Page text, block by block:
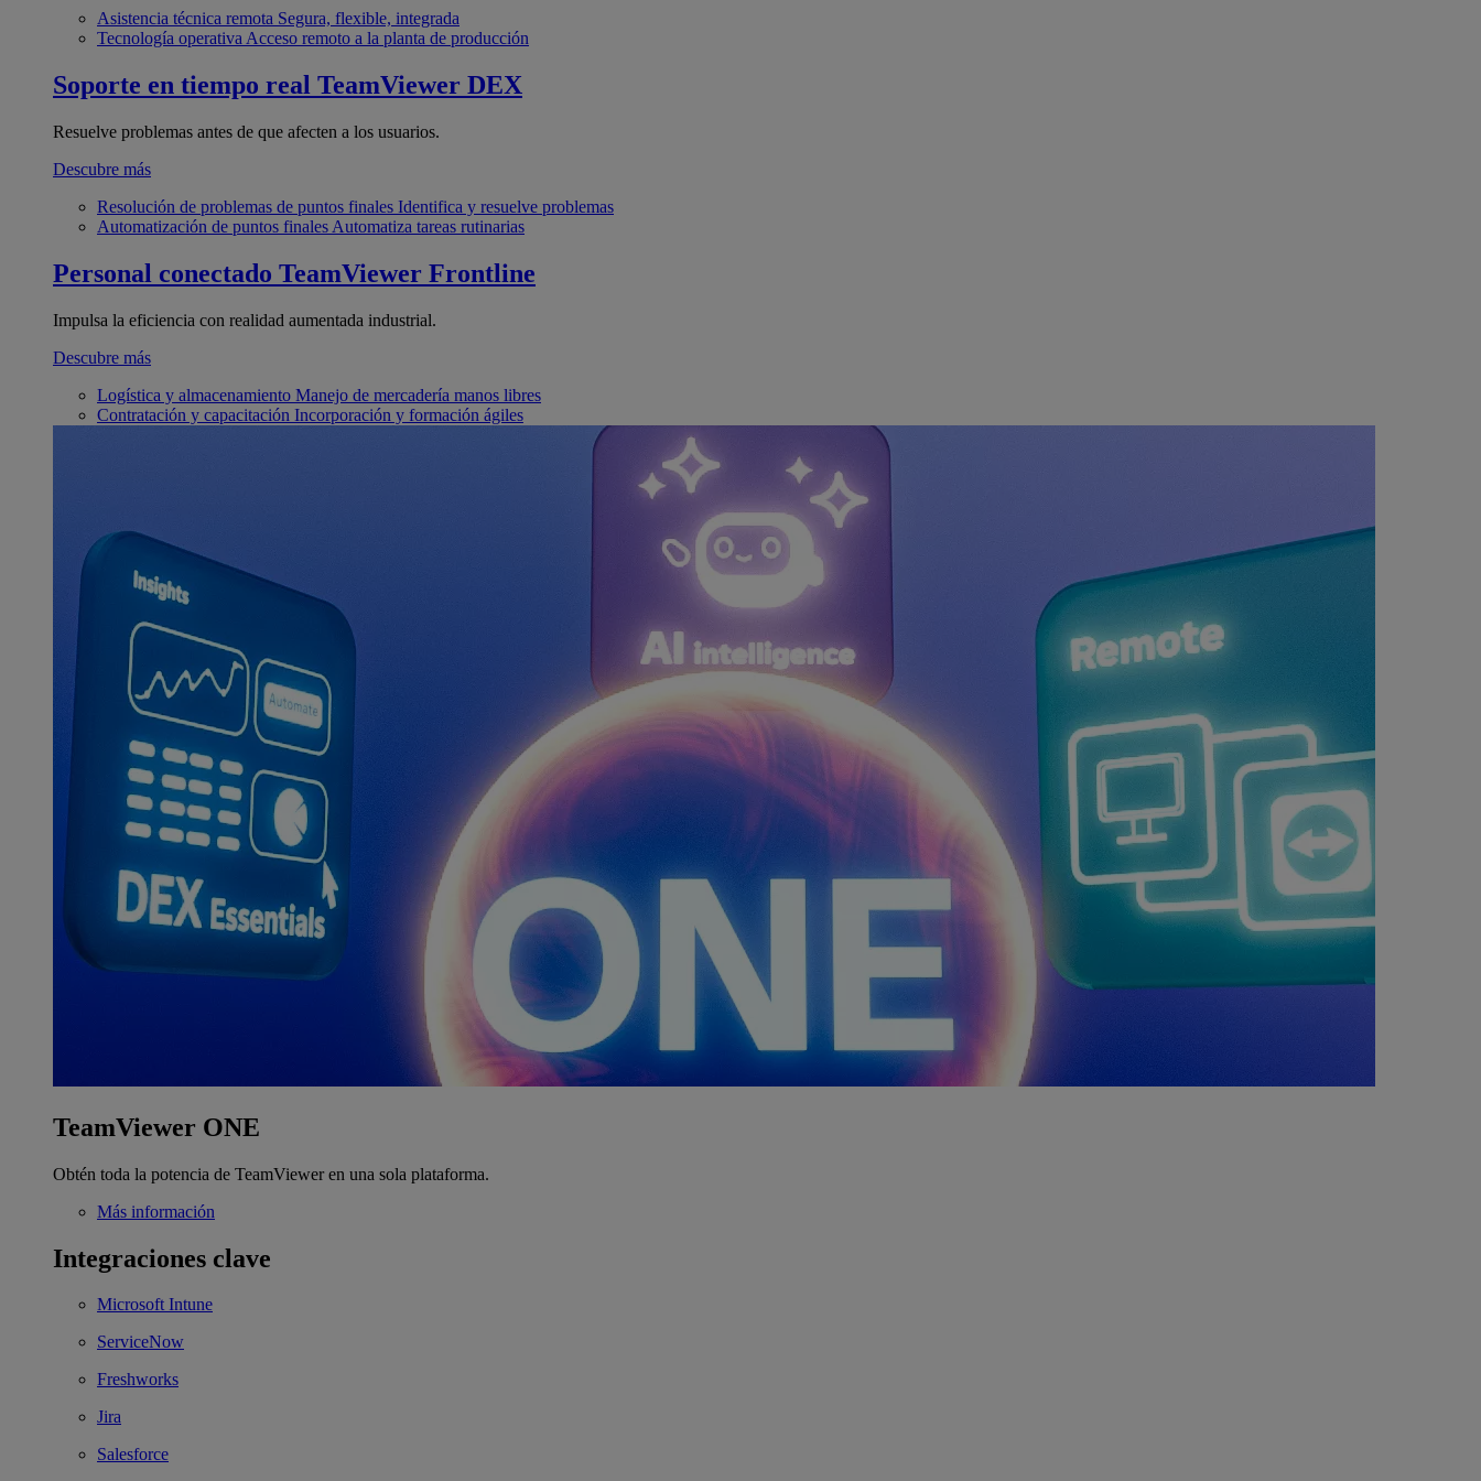
Asistencia técnica remota Segura, flexible, integrada
Tecnología operativa Acceso remoto a la planta de producción
Soporte en tiempo real TeamViewer DEX
Resuelve problemas antes de que afecten a los usuarios.
Descubre más
Resolución de problemas de puntos finales Identifica y resuelve problemas
Automatización de puntos finales Automatiza tareas rutinarias
Personal conectado TeamViewer Frontline
Impulsa la eficiencia con realidad aumentada industrial.
Descubre más
Logística y almacenamiento Manejo de mercadería manos libres
Contratación y capacitación Incorporación y formación ágiles
TeamViewer ONE
Obtén toda la potencia de TeamViewer en una sola plataforma.
Más información
Integraciones clave
Microsoft Intune
ServiceNow
Freshworks
Jira
Salesforce